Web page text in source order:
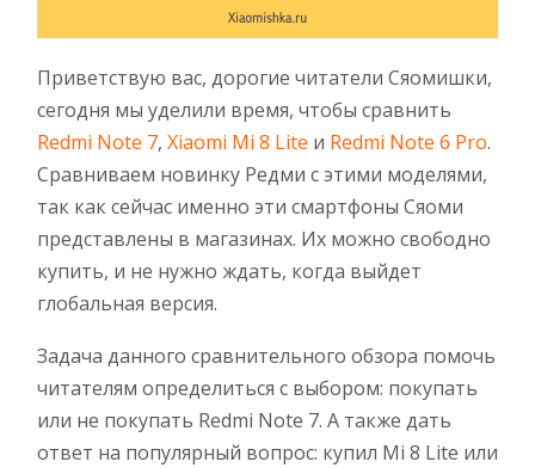
Приветствую вас, дорогие читатели Сяомишки,
сегодня мы уделили время, чтобы сравнить
Redmi Note 7, Xiaomi Mi 8 Lite и Redmi Note 6 Pro.
Сравниваем новинку Редми с этими моделями,
так как сейчас именно эти смартфоны Сяоми
представлены в магазинах. Их можно свободно
купить, и не нужно ждать, когда выйдет
глобальная версия.
Задача данного сравнительного обзора помочь
читателям определиться с выбором: покупать
или не покупать Redmi Note 7. А также дать
ответ на популярный вопрос: купил Mi 8 Lite или